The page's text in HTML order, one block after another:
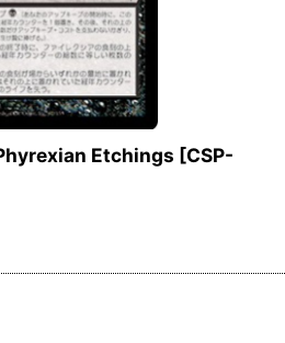
Etchings [CSP-